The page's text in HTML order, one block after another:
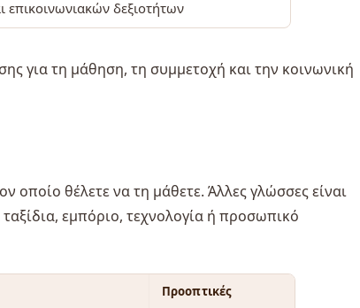
επικοινωνιακών δεξιοτήτων
για τη μάθηση, τη συμμετοχή και την κοινωνική
οποίο θέλετε να τη μάθετε. Άλλες γλώσσες είναι
εμπόριο, τεχνολογία ή προσωπικό
Προοπτικές